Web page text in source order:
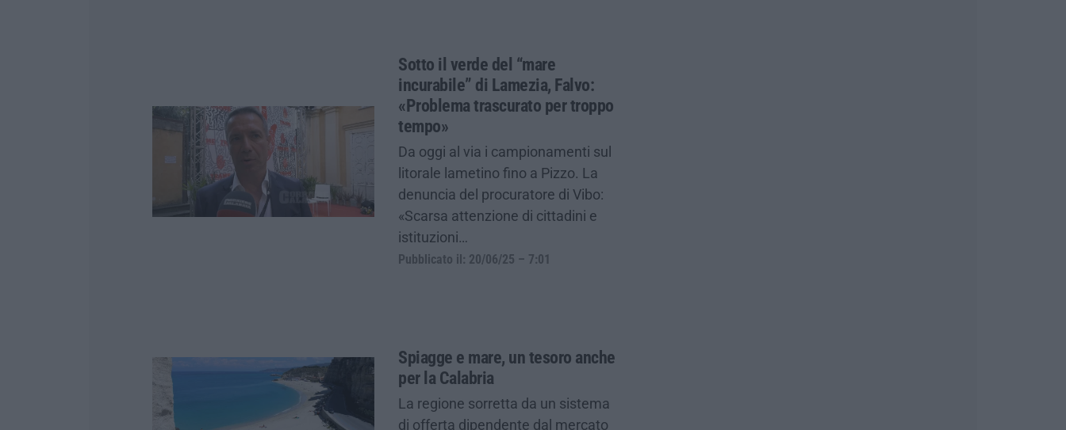
Sotto il verde del “mare
incurabile” di Lamezia, Falvo:
«Problema trascurato per troppo
tempo»
Da oggi al via i campionamenti sul
litorale lametino fino a Pizzo. La
denuncia del procuratore di Vibo:
«Scarsa attenzione di cittadini e
istituzioni…
Pubblicato il: 20/06/25 – 7:01
Spiagge e mare, un tesoro anche
per la Calabria
La regione sorretta da un sistema
di offerta dipendente dal mercato